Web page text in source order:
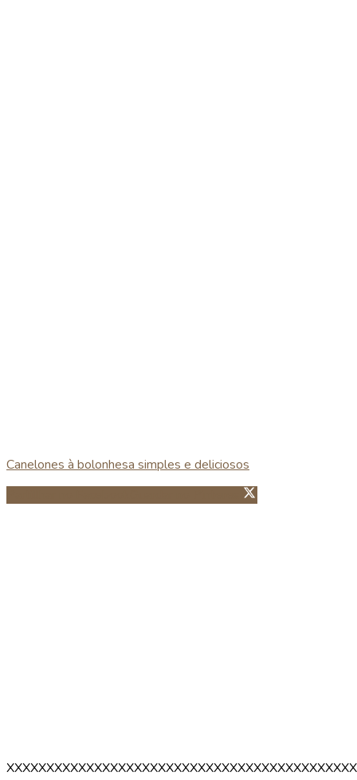
Canelones à bolonhesa simples e deliciosos
Guardar no Pinterest